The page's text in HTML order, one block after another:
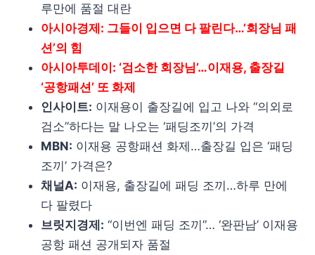
루만에 품절 대란
아시아경제: 그들이 입으면 다 팔린다…’회장님 패
션’의 힘
아시아투데이: ‘검소한 회장님’…이재용, 출장길
‘공항패션’ 또 화제
인사이트: 이재용이 출장길에 입고 나와 “의외로
검소”하다는 말 나오는 ‘패딩조끼’의 가격
MBN: 이재용 공항패션 화제…출장길 입은 ‘패딩
조끼’ 가격은?
채널A: 이재용, 출장길에 패딩 조끼…하루 만에
다 팔렸다
브릿지경제: “이번엔 패딩 조끼”… ‘완판남’ 이재용
공항 패션 공개되자 품절